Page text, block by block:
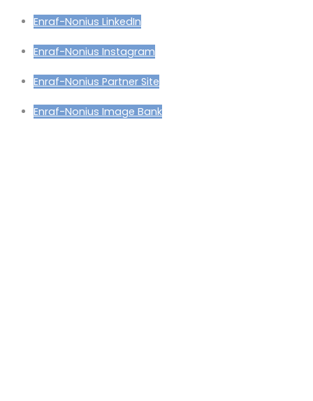
Enraf-Nonius LinkedIn
Enraf-Nonius Instagram
Enraf-Nonius Partner Site
Enraf-Nonius Image Bank